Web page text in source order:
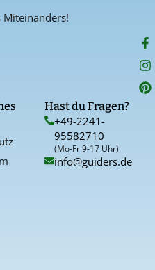
Miteinanders!
F
a
c
e
b
I
n
s
t
a
P
i
n
t
e
Hast du Fragen?
+49-2241-
95582710
(Mo-Fr 9-17 Uhr)
info@guiders.de